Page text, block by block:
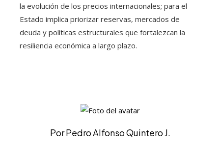
la evolución de los precios internacionales; para el
Estado implica priorizar reservas, mercados de
deuda y políticas estructurales que fortalezcan la
resiliencia económica a largo plazo.
Por Pedro Alfonso Quintero J.